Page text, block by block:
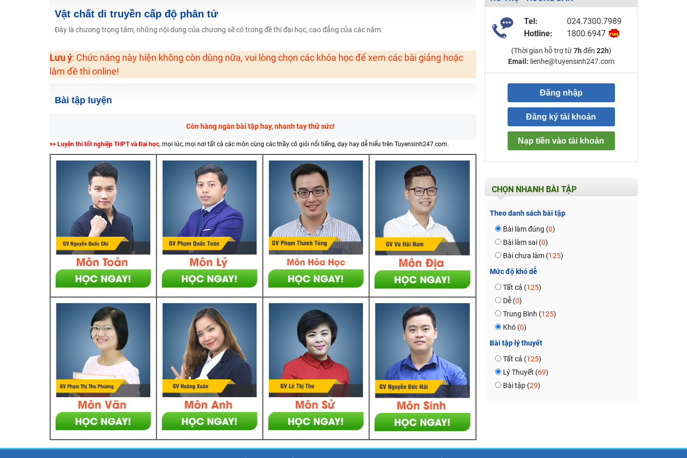
Học online lớp 2 với thầy cô giáo giỏi, nổi tiếng
2K6! Lộ Trình Sun 2024 - Ba bước luyện thi TN THPT - ĐH ít nhất 25 điểm
Khuyến Mãi Khoá Học 1K Chỉ Từ 11-13/09/2024
Đồng giá khóa học 499K - 399K (13/11-15/11)
Khai giảng khóa Ngữ văn 7 - xây nền vững chắc cho tương lai!
Vật chất di truyền cấp độ phân tử
Đây là chương trọng tâm, những nội dung của chương sẽ có trong đề thi đại học, cao đẳng của các năm.
Lưu ý: Chức năng này hiện không còn dùng nữa, vui lòng chọn các khóa học để xem các bài giảng hoặc
làm đề thi online!
Bài tập luyện
Còn hàng ngàn bài tập hay, nhanh tay thử sức!
>> Luyện thi tốt nghiệp THPT và Đại học, mọi lúc, mọi nơi tất cả các môn cùng các thầy cô giỏi nổi tiếng, dạy hay dễ hiểu trên Tuyensinh247.com.
Tel:
024.7300.7989
Hotline:
1800.6947
(Thời gian hỗ trợ từ7h đến 22h)
Email: lienhe@tuyensinh247.com
Đăng nhập
Đăng ký tài khoản
Nạp tiền vào tài khoản
CHỌN NHANH BÀI TẬP
Theo danh sách bài tập
Bài làm đúng (0)
Bài làm sai (0)
Bài chưa làm (125)
Mức độ khó dễ
Tất cả (125)
Dễ (0)
Trung Bình (125)
Khó (0)
Bài tập lý thuyết
Tất cả (125)
Lý Thuyết (69)
Bài tập (29)